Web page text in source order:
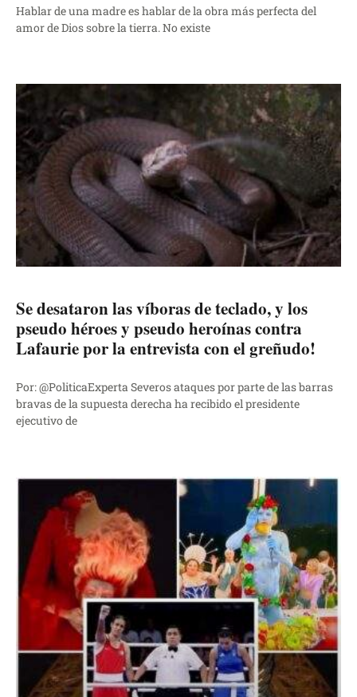
Hablar de una madre es hablar de la obra más perfecta del
amor de Dios sobre la tierra. No existe
Se desataron las víboras de teclado, y los
pseudo héroes y pseudo heroínas contra
Lafaurie por la entrevista con el greñudo!
Por: @PoliticaExperta Severos ataques por parte de las barras
bravas de la supuesta derecha ha recibido el presidente
ejecutivo de